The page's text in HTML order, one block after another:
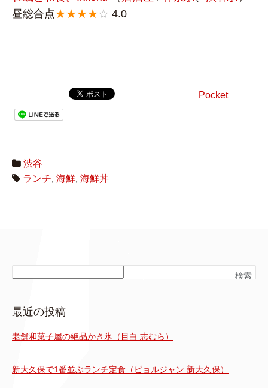
昼総合点★★★★☆ 4.0
Pocket
渋谷
ランチ, 海鮮, 海鮮丼
検索
最近の投稿
老舗和菓子屋の絶品かき氷（目白 志むら）
新大久保で1番並ぶランチ定食（ビョルジャン 新大久保）